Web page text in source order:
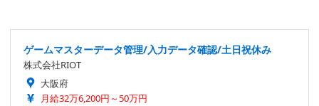
ゲームマスターデータ管理/入力データ確認/土日祝休み
株式会社RIOT
大阪府
月給32万6,200円～50万円